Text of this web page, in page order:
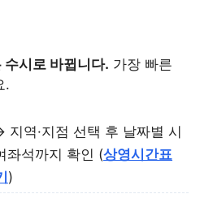
시로 바뀝니다. 가장 빠른
.
지역·지점 선택 후 날짜별 시
좌석까지 확인 (상영시간표
)